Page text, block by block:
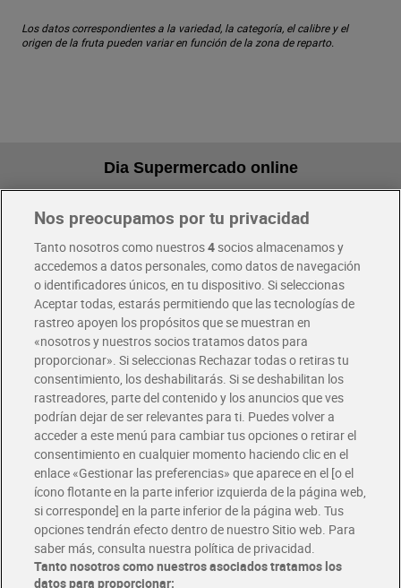
Los datos correspondientes a la variedad, la categoría, el calibre y el
origen de la fruta pueden variar en función de la zona de reparto.
Dia Supermercado online
Pide hoy, recibe hoy
Envío gratis por compras superiores a 100€
Envío estandar por 4,99€
Glovo y Uber Eats
Solicita tu factura de Glovo o Uber Eats
Únete al CLUB Dia
Disfruta las ventajas y ofertas exclusivas.
Descárgate la APP Dia
Folletos y Tiendas
Descubre las mejores ofertas y busca tu tienda más cercana
Tarjeta MaX Dia
Te devuelve hasta 8€/mes de tus compras.
Nos preocupamos por tu privacidad
Tanto nosotros como nuestros4socios almacenamos y
accedemos a datos personales, como datos de navegación
o identificadores únicos, en tu dispositivo. Si seleccionas
Aceptar todas, estarás permitiendo que las tecnologías de
rastreo apoyen los propósitos que se muestran en
«nosotros y nuestros socios tratamos datos para
proporcionar». Si seleccionas Rechazar todas o retiras tu
consentimiento, los deshabilitarás. Si se deshabilitan los
rastreadores, parte del contenido y los anuncios que ves
podrían dejar de ser relevantes para ti. Puedes volver a
acceder a este menú para cambiar tus opciones o retirar el
consentimiento en cualquier momento haciendo clic en el
enlace «Gestionar las preferencias» que aparece en el [o el
ícono flotante en la parte inferior izquierda de la página web,
si corresponde] en la parte inferior de la página web. Tus
opciones tendrán efecto dentro de nuestro Sitio web. Para
saber más, consulta nuestra política de privacidad.
Tanto nosotros como nuestros asociados tratamos los
datos para proporcionar: